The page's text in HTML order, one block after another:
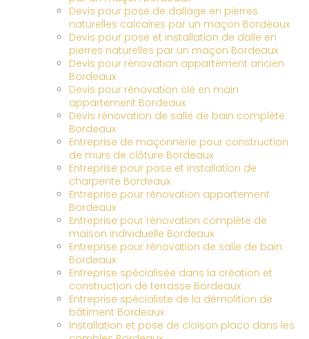
Devis pour pose de dallage en pierres
naturelles calcaires par un maçon Bordeaux
Devis pour pose et installation de dalle en
pierres naturelles par un maçon Bordeaux
Devis pour rénovation appartement ancien
Bordeaux
Devis pour rénovation clé en main
appartement Bordeaux
Devis rénovation de salle de bain complète
Bordeaux
Entreprise de maçonnerie pour construction
de murs de clôture Bordeaux
Entreprise pour pose et installation de
charpente Bordeaux
Entreprise pour rénovation appartement
Bordeaux
Entreprise pour rénovation complète de
maison individuelle Bordeaux
Entreprise pour rénovation de salle de bain
Bordeaux
Entreprise spécialisée dans la création et
construction de terrasse Bordeaux
Entreprise spécialiste de la démolition de
bâtiment Bordeaux
Installation et pose de cloison placo dans les